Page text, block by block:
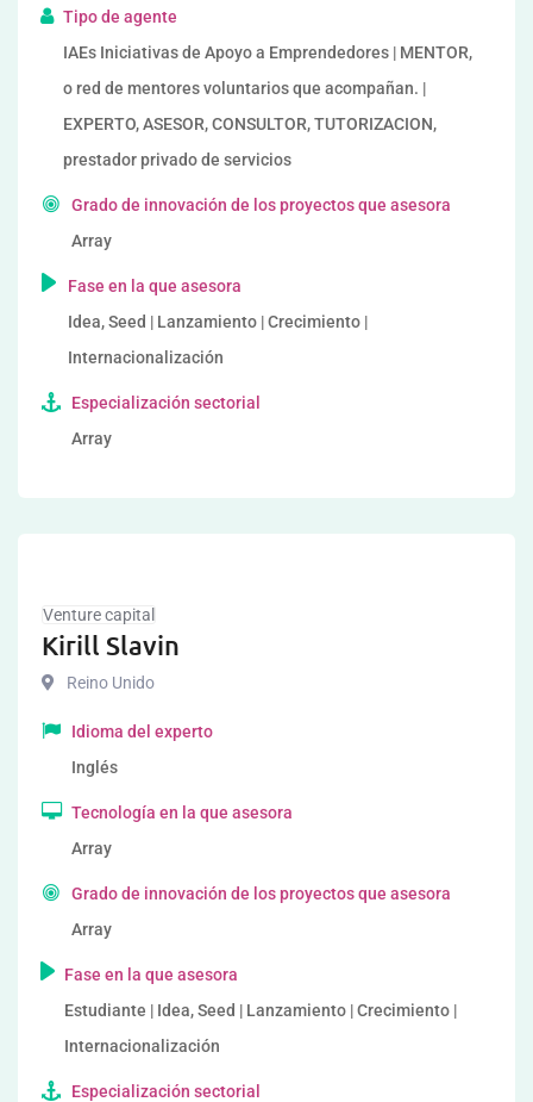
Tipo de agente
IAEs Iniciativas de Apoyo a Emprendedores | MENTOR,
o red de mentores voluntarios que acompañan. |
EXPERTO, ASESOR, CONSULTOR, TUTORIZACION,
prestador privado de servicios
Grado de innovación de los proyectos que asesora
Array
Fase en la que asesora
Idea, Seed | Lanzamiento | Crecimiento |
Internacionalización
Especialización sectorial
Array
Venture capital
Kirill Slavin
Reino Unido
Idioma del experto
Inglés
Tecnología en la que asesora
Array
Grado de innovación de los proyectos que asesora
Array
Fase en la que asesora
Estudiante | Idea, Seed | Lanzamiento | Crecimiento |
Internacionalización
Especialización sectorial